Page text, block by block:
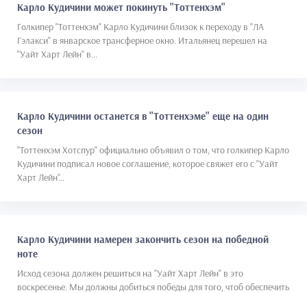
Карло Кудичини может покинуть "Тоттенхэм"
Голкипер "Тоттенхэм" Карло Кудичини близок к переходу в "ЛА
Гэлакси" в январское трансферное окно. Итальянец перешел на
"Уайт Харт Лейн" в...
Карло Кудичини останется в "Тоттенхэме" еще на один
сезон
"Тоттенхэм Хотспур" официально объявил о том, что голкипер Карло
Кудичини подписал новое соглашение, которое свяжет его с "Уайт
Харт Лейн"...
Карло Кудичини намерен закончить сезон на победной
ноте
Исход сезона должен решиться на "Уайт Харт Лейн" в это
воскресенье. Мы должны добиться победы для того, чтоб обеспечить